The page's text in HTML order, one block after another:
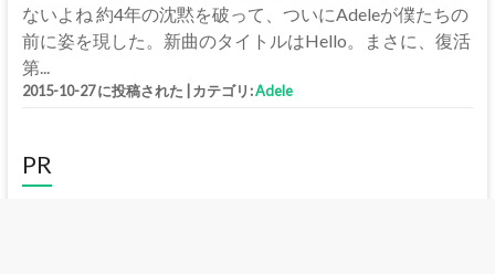
ないよね 約4年の沈黙を破って、ついにAdeleが僕たちの
前に姿を現した。新曲のタイトルはHello。まさに、復活
第...
2015-10-27 に投稿された カテゴリ:Adele
PR